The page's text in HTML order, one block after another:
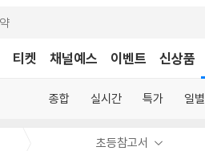
채널예스 이벤트 신상품
티켓
종합 실시간 특가 일별
초등참고서